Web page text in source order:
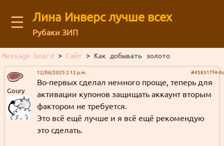
☰ Лина Инверс лучше всех
Рубаки ЗИП
You are not logged in
Log in
regirsteran account
Message board > Сайт > Как добывать золото
Goury
12/06/2025 2:12 p.m. #458317f4-
Во-первых сделал немного проще, теперь для
активации купонов защищать аккаунт вторым
фактором не требуется.
Это всё ещё лучше и я всё ещё рекомендую
это сделать.
Message board
Feedback form
About our authors
Архив старого форума
Search in this thread:
Recent visitors
Guests: 54
Members: 0